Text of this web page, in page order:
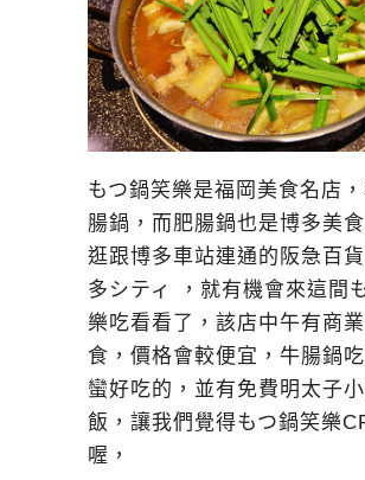
もつ鍋笑樂是福岡美食名店
腸鍋，而肥腸鍋也是博多美食
逛跟博多車站連通的阪急百
多シティ ，就有機會來這間
樂吃看看了，該店中午有商
食，價格會較便宜，牛腸鍋
蠻好吃的，並有免費明太子
飯，讓我們覺得もつ鍋笑樂
喔，